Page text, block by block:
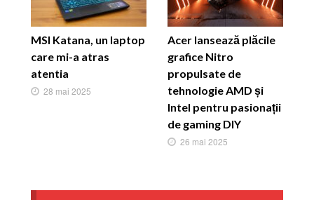
MSI Katana, un laptop
care mi-a atras
atentia
28 mai 2025
Acer lansează plăcile
grafice Nitro
propulsate de
tehnologie AMD și
Intel pentru pasionații
de gaming DIY
26 mai 2025